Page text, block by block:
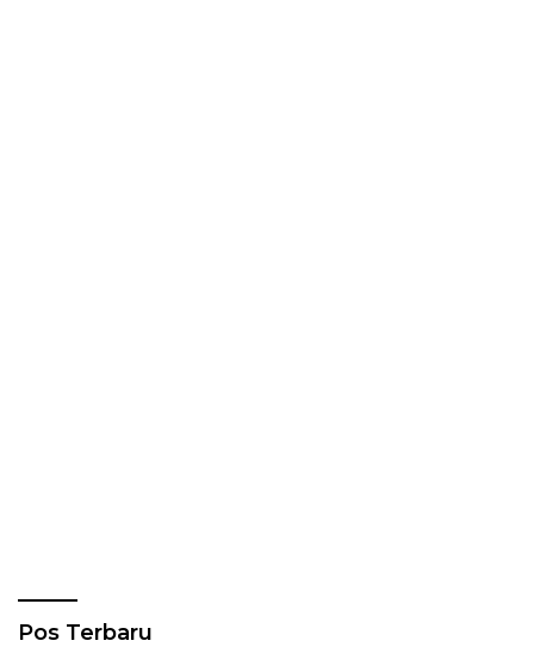
Pos Terbaru